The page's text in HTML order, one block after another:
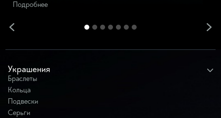
Подробнее
Украшения
Браслеты
Кольца
Подвески
Серьги